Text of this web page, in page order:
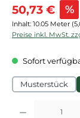
Verkaufspreis:
50,73 € %
Inhalt: 10.05 Meter
Preise inkl. MwSt.
Sofort
Musterstück
Produkt Anzahl: